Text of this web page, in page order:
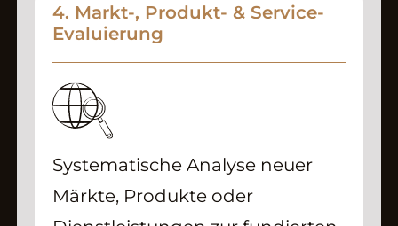
4. Markt-, Produkt- & Service-
Evaluierung
Systematische Analyse neuer
Märkte, Produkte oder